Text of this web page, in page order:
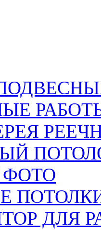
ДЛЯ